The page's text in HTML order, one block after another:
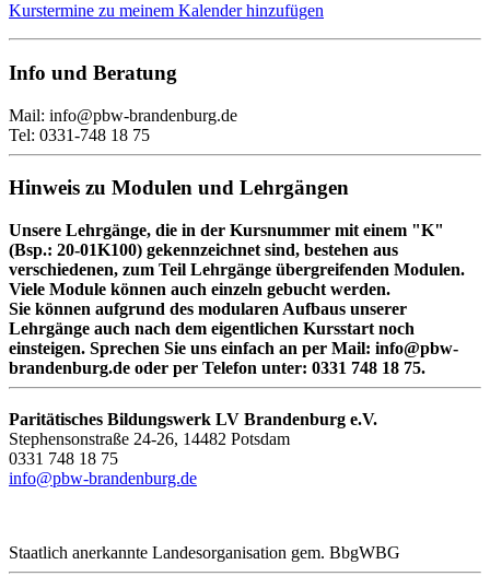
Kurstermine zu meinem Kalender hinzufügen
Info und Beratung
Mail: info@pbw-brandenburg.de
Tel: 0331-748 18 75
Hinweis zu Modulen und Lehrgängen
Unsere Lehrgänge, die in der Kursnummer mit einem "K"
(Bsp.: 20-01K100) gekennzeichnet sind, bestehen aus
verschiedenen, zum Teil Lehrgänge übergreifenden Modulen.
Viele Module können auch einzeln gebucht werden.
Sie können aufgrund des modularen Aufbaus unserer
Lehrgänge auch nach dem eigentlichen Kursstart noch
einsteigen. Sprechen Sie uns einfach an per Mail: info@pbw-
brandenburg.de oder per Telefon unter: 0331 748 18 75.
Paritätisches Bildungswerk LV Brandenburg e.V.
Stephensonstraße 24-26, 14482 Potsdam
0331 748 18 75
info@pbw-brandenburg.de
Staatlich anerkannte Landesorganisation gem. BbgWBG